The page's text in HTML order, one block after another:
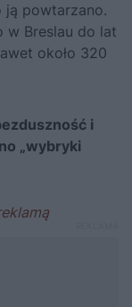
ją powtarzano.
w Breslau do lat
około 320
i
„wybryki